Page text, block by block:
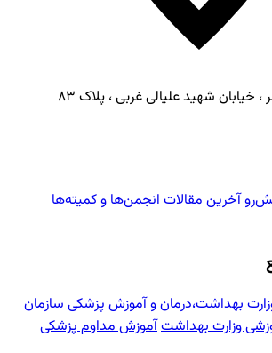
خیابان شهید علیالی غربی ، پلاک ۸۳
آخرین مقالاتانجمن‌ها و کمیته‌ها
بهداشت،درمان و آموزش پزشکیسازمان
وزارت بهداشتآموزش مداوم پزشکی